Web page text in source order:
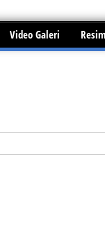
Video Galeri